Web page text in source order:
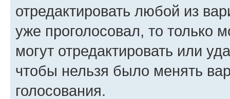
отредактировать любой из
уже проголосовал, то только
могут отредактировать или
чтобы нельзя было менять
голосования.